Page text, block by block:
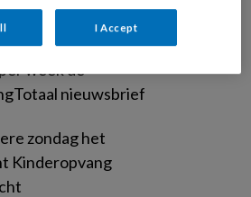
week de
nieuwsbrief
zondag het
Kinderopvang
I Accept